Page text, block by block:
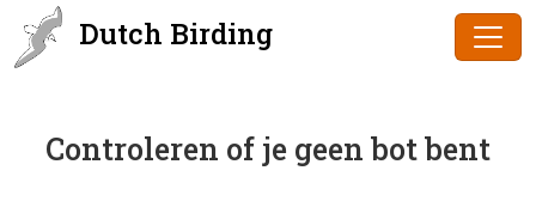
Dutch Birding
Controleren of je geen bot bent